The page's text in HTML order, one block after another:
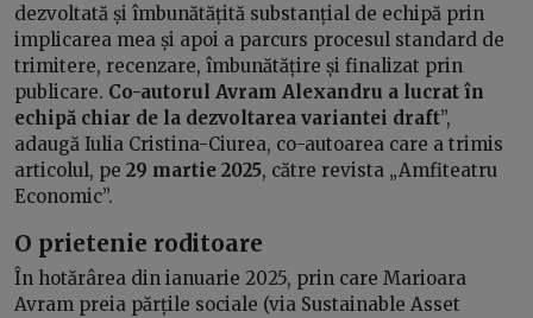
dezvoltată și îmbunătățită substanțial de echipă prin
implicarea mea și apoi a parcurs procesul standard de
trimitere, recenzare, îmbunătățire și finalizat prin
publicare. Co-autorul Avram Alexandru a lucrat în
echipă chiar de la dezvoltarea variantei draft”,
adaugă Iulia Cristina-Ciurea, co-autoarea care a trimis
articolul, pe 29 martie 2025, către revista „Amfiteatru
Economic”.
O prietenie roditoare
În hotărârea din ianuarie 2025, prin care Marioara
Avram preia părțile sociale (via Sustainable Asset